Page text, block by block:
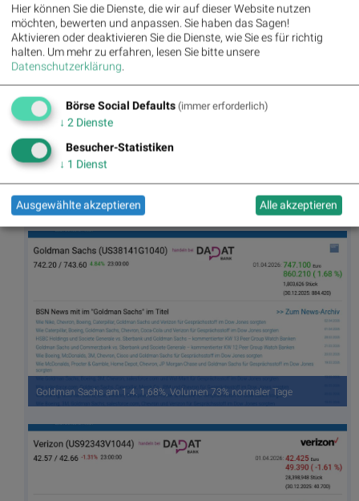
Boeing am 1.4. 4,17%, Volumen 127% normaler Tage
Caterpillar am 1.4. 3,09%, Volumen 85% normaler Tage
Goldman Sachs am 1.4. 1,68%, Volumen 73% normaler Tage
Hier können Sie die Dienste, die wir auf dieser Website nutzen
möchten, bewerten und anpassen. Sie haben das Sagen!
Aktivieren oder deaktivieren Sie die Dienste, wie Sie es für richtig
halten. Um mehr zu erfahren, lesen Sie bitte unsere
Datenschutzerklärung.
Börse Social Defaults (immer erforderlich)
↓ 2 Dienste
Besucher-Statistiken
↓ 1 Dienst
Ausgewählte akzeptieren Alle akzeptieren